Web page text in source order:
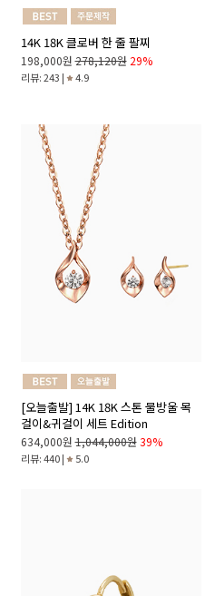
14K 18K 클로버 한 줄 팔찌
198,000원 278,120원 29%
리뷰: 243 | 4.9
[오늘출발] 14K 18K 스톤 물방울 목
걸이&귀걸이 세트 Edition
634,000원 1,044,000원 39%
리뷰: 440 | 5.0